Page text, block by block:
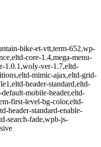
bike-et-vtt,term-652,wp-
core-1.4,mega-menu-
1.0.1,woly-ver-1.7,eltd-
mimic-ajax,eltd-grid-
header-standard,eltd-
mobile-header,eltd-
first-level-bg-color,eltd-
header-standard-enable-
search-fade,wpb-js-